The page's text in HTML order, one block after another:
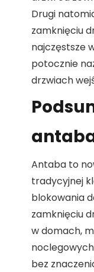
Drugi
zamknięciu
najczęstsze
potocznie
drzwiach
Antaba to
tradycyjnej
blokowania
zamknięciu
w domach,
bez